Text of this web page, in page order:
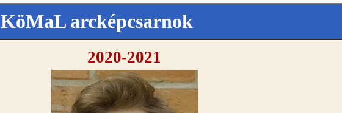
KöMaL arcképcsarnok
2020-2021